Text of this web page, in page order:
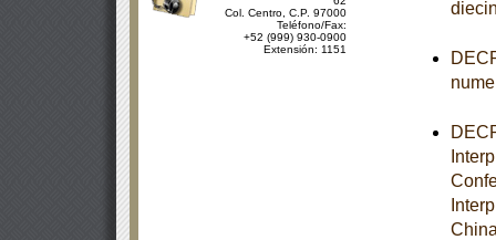
Col. Centro, C.P. 97000
Teléfono/Fax:
+52 (999) 930-0900
Extensión: 1151